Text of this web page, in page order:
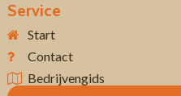
Service
Start
Contact
Bedrijvengids